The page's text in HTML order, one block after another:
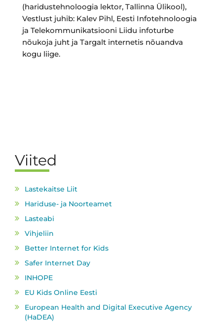
(haridustehnoloogia lektor, Tallinna Ülikool),
Vestlust juhib: Kalev Pihl, Eesti Infotehnoloogia
ja Telekommunikatsiooni Liidu infoturbe
nõukoja juht ja Targalt internetis nõuandva
kogu liige.
Viited
Lastekaitse Liit
Hariduse- ja Noorteamet
Lasteabi
Vihjeliin
Better Internet for Kids
Safer Internet Day
INHOPE
EU Kids Online Eesti
European Health and Digital Executive Agency
(HaDEA)